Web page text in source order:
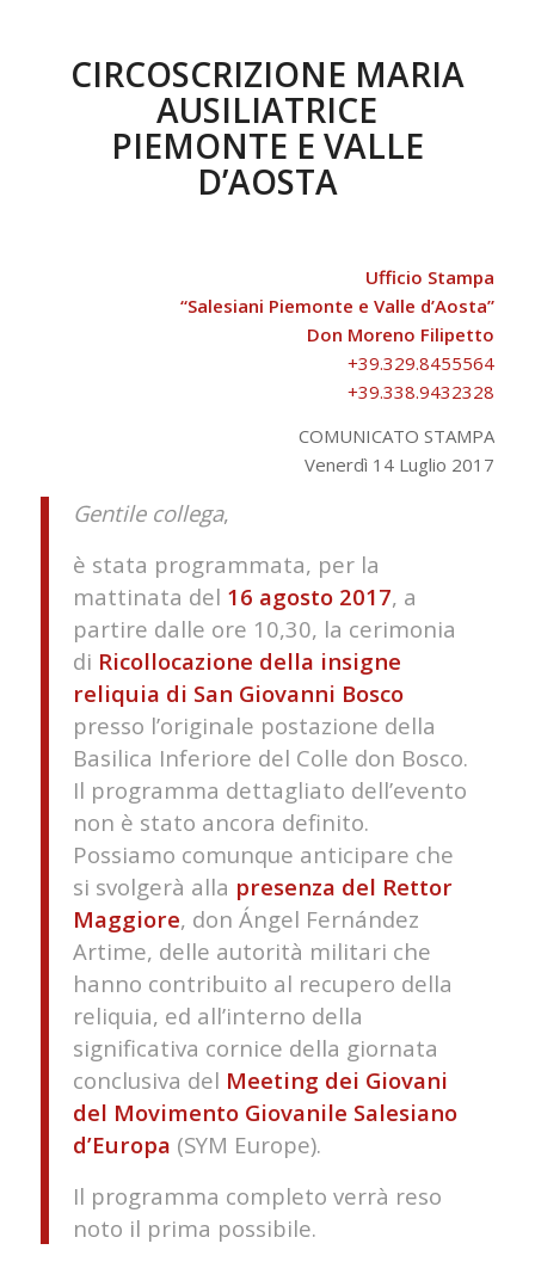
CIRCOSCRIZIONE MARIA
AUSILIATRICE
PIEMONTE E VALLE
D’AOSTA
Ufficio Stampa
“Salesiani Piemonte e Valle d’Aosta”
Don Moreno Filipetto
+39.329.8455564
+39.338.9432328
​COMUNICATO STAMPA
​Venerdì ​14 ​Luglio 2017​
Gentile collega,​
è stata programmata, per la
mattinata del 16 agosto 2017, a
partire dalle ore 10,30, la cerimonia
di Ricollocazione della insigne
reliquia di San Giovanni Bosco
presso l’originale postazione della
Basilica Inferiore del Colle don Bosco.
Il programma dettagliato dell’evento
non è stato ancora definito.
Possiamo comunque anticipare che
si svolgerà alla presenza del Rettor
Maggiore, don Ángel Fernández
Artime, delle autorità militari che
hanno contribuito al recupero della
reliquia, ed all’interno della
significativa cornice della giornata
conclusiva del Meeting dei Giovani
del Movimento Giovanile Salesiano
d’Europa (SYM Europe).
​​Il programma completo verrà reso
noto il prima possibile.